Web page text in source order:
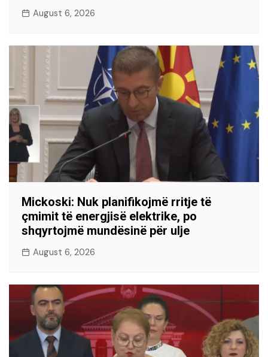
August 6, 2026
Mickoski: Nuk planifikojmë rritje të
çmimit të energjisë elektrike, po
shqyrtojmë mundësinë për ulje
August 6, 2026